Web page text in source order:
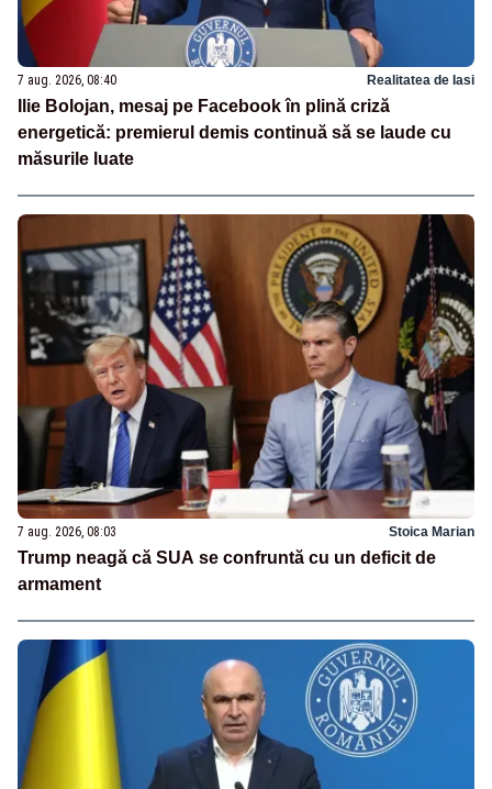
7 aug. 2026, 08:40 Realitatea de Iasi
Ilie Bolojan, mesaj pe Facebook în plină criză
energetică: premierul demis continuă să se laude cu
măsurile luate
7 aug. 2026, 08:03 Stoica Marian
Trump neagă că SUA se confruntă cu un deficit de
armament